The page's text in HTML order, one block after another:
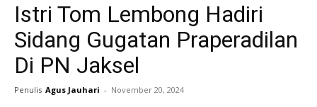
Istri Tom Lembong Hadiri
Sidang Gugatan Praperadilan
Di PN Jaksel
Penulis Agus Jauhari - November 20, 2024